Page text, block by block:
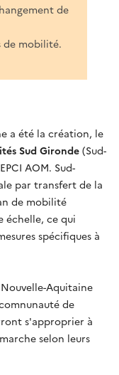
de
de mobilité.
a été la création, le
Sud Gironde(Sud-
AOM. Sud-
par transfert de la
de mobilité
échelle, ce qui
spécifiques à
Aquitaine
de
s'approprier à
selon leurs